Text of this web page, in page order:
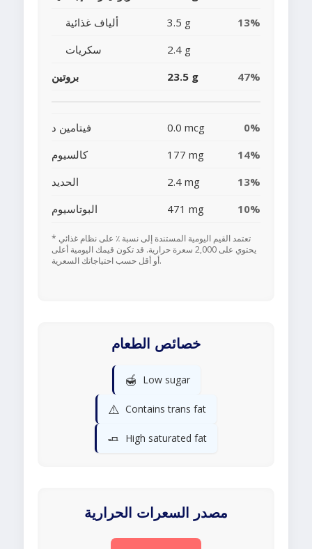
ألياف غذائية
3.5 g
13%
سكريات
2.4 g
بروتين
23.5 g 47%
فيتامين د 0.0 mcg
0%
كالسيوم
177 mg
14%
الحديد
2.4 mg
13%
البوتاسيوم
471 mg 10%
* تعتمد القيم اليومية المستندة إلى نسبة ٪ على نظام غذائي
يحتوي على 2,000 سعرة حرارية. قد تكون قيمك اليومية أعلى
أو أقل حسب احتياجاتك السعرية.
خصائص الطعام
🍯 Low sugar
⚠️ Contains trans fat
🧈 High saturated fat
مصدر السعرات الحرارية